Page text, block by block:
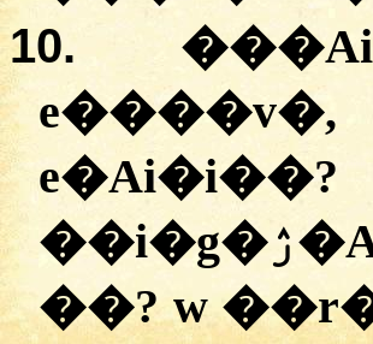
10.
��i�g�ۯ�A v�z��, w ����ţ� ��a
��? w